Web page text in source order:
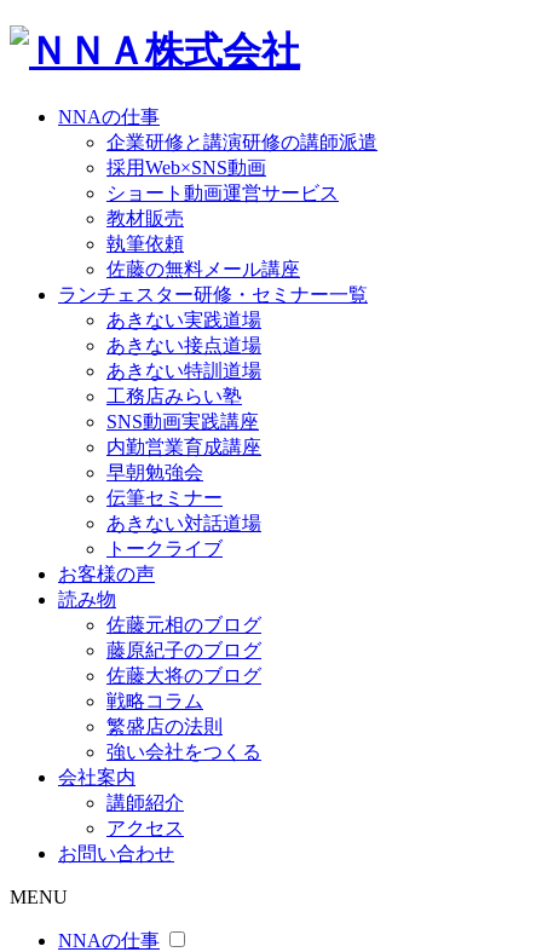
NNAの仕事
企業研修と講演研修の講師派遣
採用Web×SNS動画
ショート動画運営サービス
教材販売
執筆依頼
佐藤の無料メール講座
ランチェスター研修・セミナー一覧
あきない実践道場
あきない接点道場
あきない特訓道場
工務店みらい塾
SNS動画実践講座
内勤営業育成講座
早朝勉強会
伝筆セミナー
あきない対話道場
トークライブ
お客様の声
読み物
佐藤元相のブログ
藤原紀子のブログ
佐藤大将のブログ
戦略コラム
繁盛店の法則
強い会社をつくる
会社案内
講師紹介
アクセス
お問い合わせ
MENU
NNAの仕事